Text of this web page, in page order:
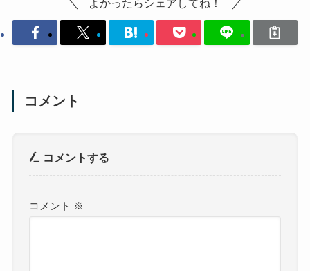
よかったらシェアしてね！
コメント
コメントする
コメント ※